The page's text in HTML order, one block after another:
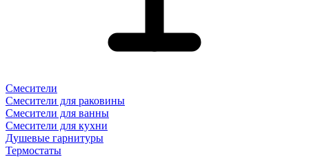
Смесители
Смесители для раковины
Смесители для ванны
Смесители для кухни
Душевые гарнитуры
Термостаты